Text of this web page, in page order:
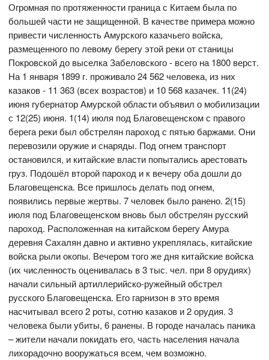
Огромная по протяженности граница с Китаем была по
большей части не защищенной. В качестве примера можно
привести численность Амурского казачьего войска,
размещенного по левому берегу этой реки от станицы
Покровской до выселка Забеловского - всего на 1800 верст.
На 1 января 1899 г. проживало 24 562 человека, из них
казаков - 11 363 (всех возрастов) и 10 568 казачек. 11(24)
июня губернатор Амурской области объявил о мобилизации
с 12(25) июня. 1(14) июля под Благовещенском с правого
берега реки был обстрелян пароход с пятью баржами. Они
перевозили оружие и снаряды. Под огнем транспорт
остановился, и китайские власти попытались арестовать
груз. Подошёл второй пароход и к вечеру оба дошли до
Благовещенска. Все пришлось делать под огнем,
появились первые жертвы. 7 человек было ранено. 2(15)
июля под Благовещенском вновь был обстрелян русский
пароход. Расположенная на китайском берегу Амура
деревня Сахалян давно и активно укреплялась, китайские
войска рыли окопы. Вечером того же дня китайские войска
(их численность оценивалась в 3 тыс. чел. при 8 орудиях)
начали сильный артиллерийско-ружейный обстрел
русского Благовещенска. Его гарнизон в это время
насчитывал всего 2 роты, сотню казаков и 2 орудия. 3
человека были убиты, 6 ранены. В городе началась паника
– жители начали покидать его, часть населения начала
лихорадочно вооружаться всем, чем возможно.